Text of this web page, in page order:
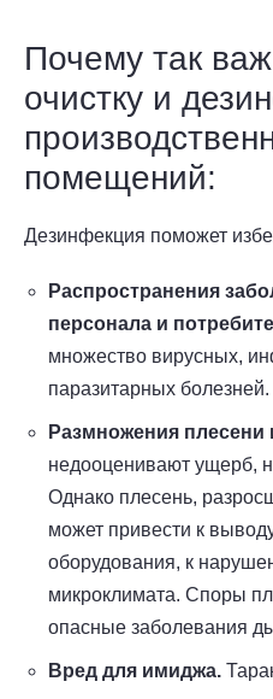
Почему так
очистку и
помещений:
Дезинфекция поможет
Распространения
персонала и
множество вирусных,
паразитарных болезней.
Размножения плесени
недооценивают ущерб,
Однако плесень,
может привести к
оборудования, к
микроклимата. Споры
опасные заболевания
Вред для имиджа.